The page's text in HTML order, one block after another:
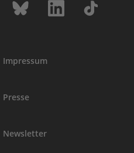
Impressum
Presse
Newsletter